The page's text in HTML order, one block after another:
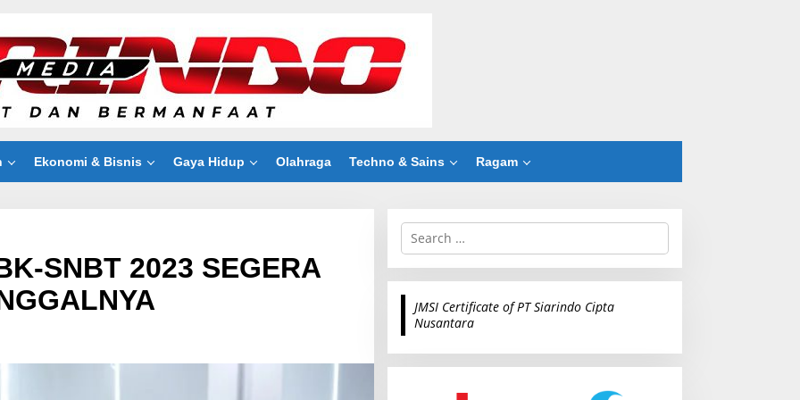
Ekonomi & Bisnis Gaya Hidup Olahraga Techno & Sains Ragam
SNBT 2023 SEGERA
S
r
c
r
JMSI Certificate of PT Siarindo Cipta
Nusantara